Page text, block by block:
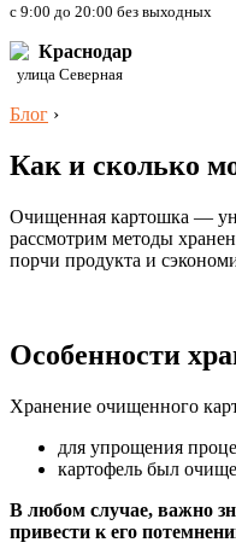
c 9:00 до 20:00 без выходных
Краснодар
улица Северная
Блог ›
Как и сколько
Очищенная картошка —
рассмотрим методы
порчи продукта и
Особенности
Хранение очищенного
для упрощения
картофель был
В любом случае, важно
привести к его